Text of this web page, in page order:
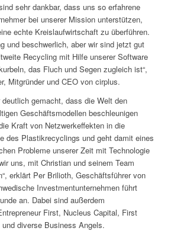
sehr dankbar, dass uns so erfahrene
bei unserer Mission unterstützen,
echte Kreislaufwirtschaft zu überführen.
und beschwerlich, aber wir sind jetzt gut
Recycling mit Hilfe unserer Software
das Fluch und Segen zugleich ist“,
Mitgründer und CEO von cirplus.
deutlich gemacht, dass die Welt den
Geschäftsmodellen beschleunigen
Kraft von Netzwerkeffekten in die
des Plastikrecyclings und geht damit eines
Probleme unserer Zeit mit Technologie
uns, mit Christian und seinem Team
erklärt Per Brilioth, Geschäftsführer von
Investmentunternehmen führt
an. Dabei sind außerdem
First, Nucleus Capital, First
diverse Business Angels.